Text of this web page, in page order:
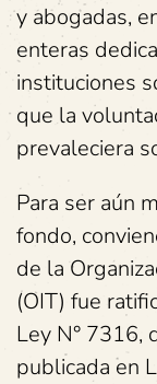
y abogadas,
enteras
instituciones
que la
prevaleciera
Para ser aún
fondo,
de la
(OIT) fue
Ley N° 7316,
publicada en